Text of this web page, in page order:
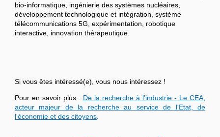
bio-informatique, ingénierie des systèmes nucléaires,
développement technologique et intégration, système
télécommunications 5G, expérimentation, robotique
interactive, innovation thérapeutique.
Si vous êtes intéressé(e), vous nous intéressez !
Pour en savoir plus : De la recherche à l'industrie - Le CEA,
acteur majeur de la recherche au service de l'Etat, de
l'économie et des citoyens